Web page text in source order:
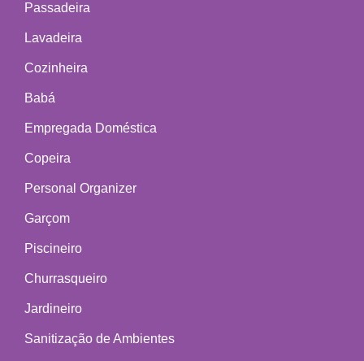
Passadeira
Lavadeira
Cozinheira
Babá
Empregada Doméstica
Copeira
Personal Organizer
Garçom
Piscineiro
Churrasqueiro
Jardineiro
Sanitização de Ambientes